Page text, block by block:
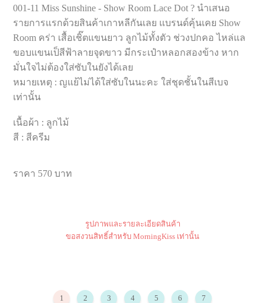
001-11 Miss Sunshine - Show Room Lace Dot ? นำเสนอ
รายการแรกด้วยสินค้าเกาหลีกันเลย แบรนด์คุ้นเคย Show
Room คร่า เสื้อเชิ๊ตแขนยาว ลูกไม้ทั้งตัว ช่วงปกคอ ไหล่แล
ขอบแขนเป็สีฟ้าลายจุดขาว มีกระเป๋าหลอกสองข้าง หาก
มั่นใจไม่ต้องใส่ซับในยังได้เลย
หมายเหตุ : ญแย้ไม่ได้ใส่ซับในนะคะ ใส่ชุดชั้นในสีเบจ
เท่านั้น
เนื้อผ้า : ลูกไม้
สี : สีครีม
ราคา 570 บาท
รูปภาพและรายละเอียดสินค้า
ขอสงวนสิทธิ์สำหรับ MorningKiss เท่านั้น
1 2 3 4 5 6 7